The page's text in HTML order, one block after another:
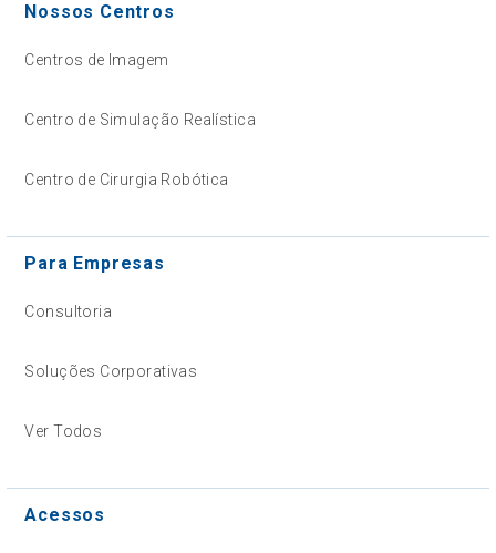
Nossos Centros
Centros de Imagem
Centro de Simulação Realística
Centro de Cirurgia Robótica
Para Empresas
Consultoria
Soluções Corporativas
Ver Todos
Acessos